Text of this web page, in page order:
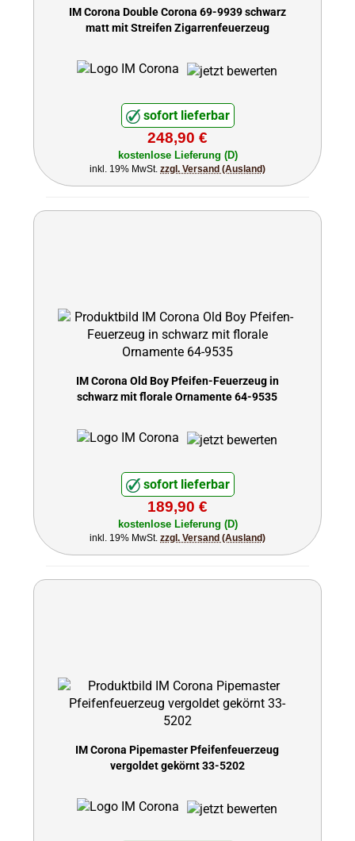
IM Corona Double Corona 69-9939 schwarz
matt mit Streifen Zigarrenfeuerzeug
sofort lieferbar
248,90 €
kostenlose Lieferung (D)
inkl. 19% MwSt. zzgl. Versand (Ausland)
IM Corona Old Boy Pfeifen-Feuerzeug in
schwarz mit florale Ornamente 64-9535
sofort lieferbar
189,90 €
kostenlose Lieferung (D)
inkl. 19% MwSt. zzgl. Versand (Ausland)
IM Corona Pipemaster Pfeifenfeuerzeug
vergoldet gekörnt 33-5202